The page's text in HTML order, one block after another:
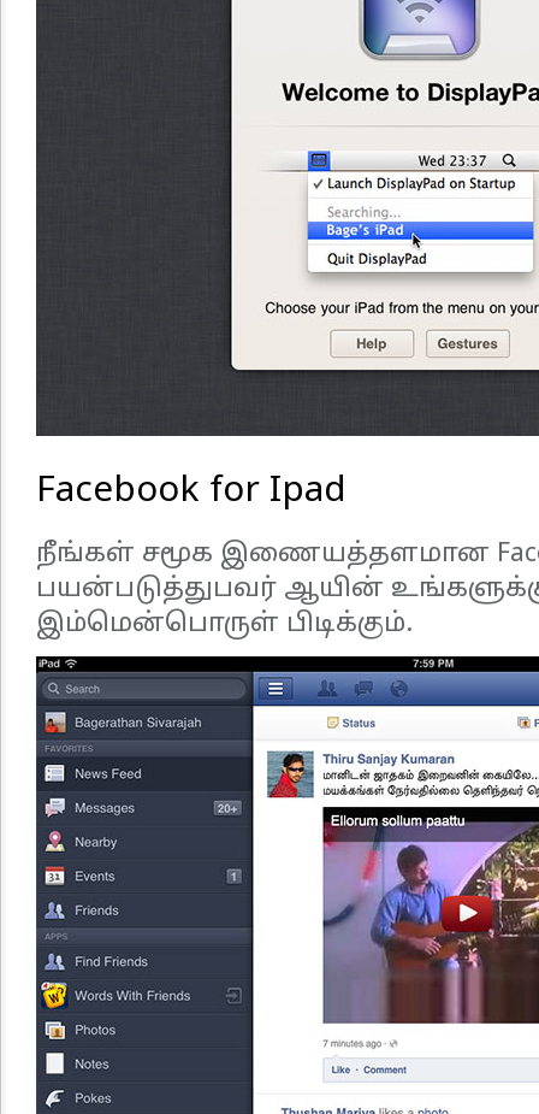
Facebook for Ipad
நீங்கள் சமூக இணையத்தளமான
பயன்படுத்துபவர் ஆயின்
இம்மென்பொருள் பிடிக்கும்.